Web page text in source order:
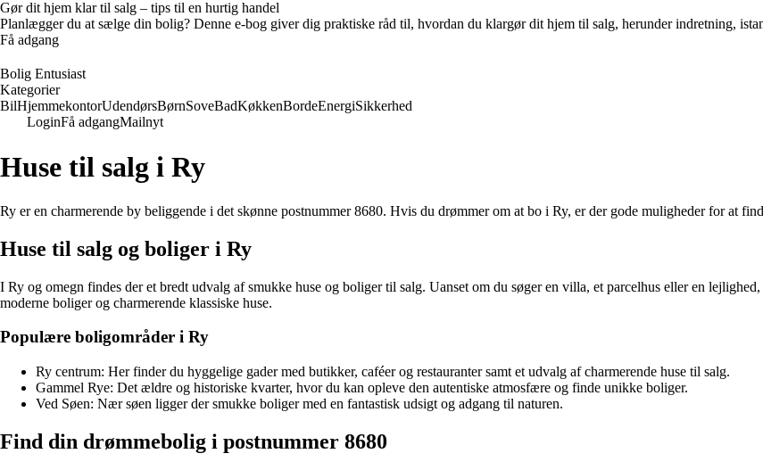
Gør dit hjem klar til salg – tips til en hurtig handel
Planlægger du at sælge din bolig? Denne e-bog giver dig praktiske råd til, hvordan du klargør dit hjem til salg, herunder indretning,
Få adgang
Bolig Entusiast
Kategorier
BilHjemmekontorUdendørsBørnSoveBadKøkkenBordeEnergiSikkerhed
LoginFå adgangMailnyt
Huse til salg i Ry
Ry er en charmerende by beliggende i det skønne postnummer 8680. Hvis du drømmer om at bo i Ry, er der gode muligheder for at
Huse til salg og boliger i Ry
I Ry og omegn findes der et bredt udvalg af smukke huse og boliger til salg. Uanset om du søger en villa, et parcelhus eller en
moderne boliger og charmerende klassiske huse.
Populære boligområder i Ry
Ry centrum: Her finder du hyggelige gader med butikker, caféer og restauranter samt et udvalg af charmerende huse til salg.
Gammel Rye: Det ældre og historiske kvarter, hvor du kan opleve den autentiske atmosfære og finde unikke boliger.
Ved Søen: Nær søen ligger der smukke boliger med en fantastisk udsigt og adgang til naturen.
Find din drømmebolig i postnummer 8680